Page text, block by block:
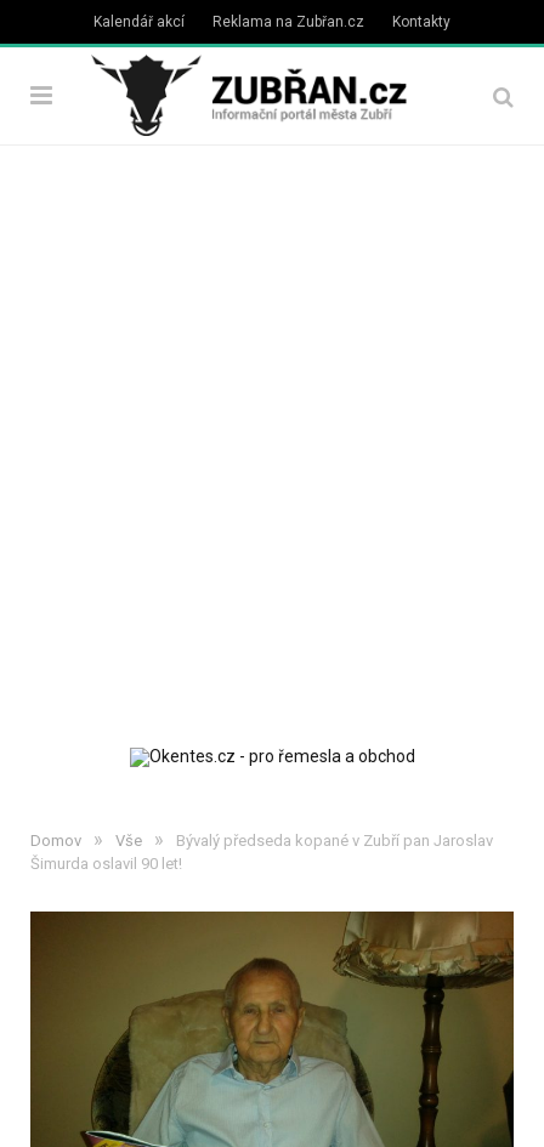
Kalendář akcí Reklama na Zubřan.cz Kontakty
Domov » Vše »
Bývalý předseda kopané v Zubří pan Jaroslav
Šimurda oslavil 90 let!